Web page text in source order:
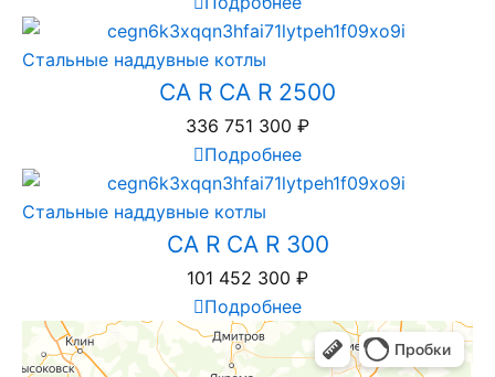
Стальные наддувные котлы
CA R CA R 2500
336 751 300 ₽
Подробнее
Стальные наддувные котлы
CA R CA R 300
101 452 300 ₽
Подробнее